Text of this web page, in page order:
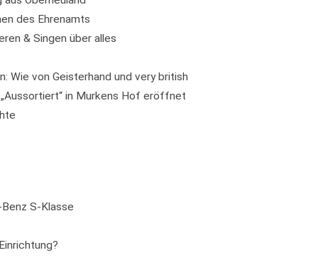
des Ehrenamts
& Singen über alles
Wie von Geisterhand und very british
in Murkens Hof eröffnet
S-Klasse